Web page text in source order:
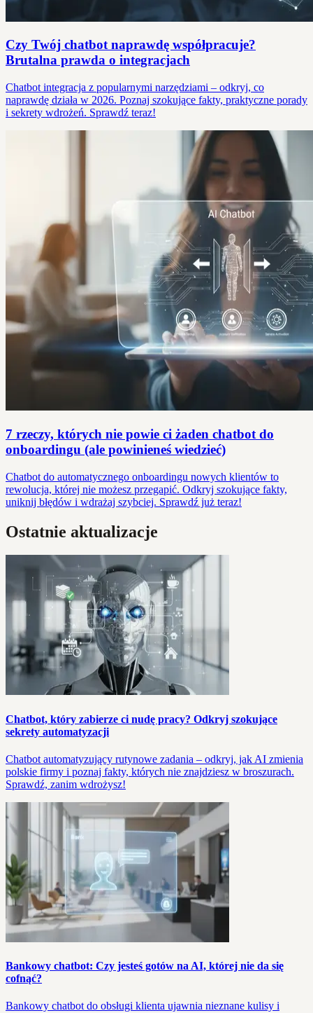
Czy Twój chatbot naprawdę współpracuje?
Brutalna prawda o integracjach
Chatbot integracja z popularnymi narzędziami – odkryj, co
naprawdę działa w 2026. Poznaj szokujące fakty, praktyczne porady
i sekrety wdrożeń. Sprawdź teraz!
7 rzeczy, których nie powie ci żaden chatbot do
onboardingu (ale powinieneś wiedzieć)
Chatbot do automatycznego onboardingu nowych klientów to
rewolucja, której nie możesz przegapić. Odkryj szokujące fakty,
uniknij błędów i wdrażaj szybciej. Sprawdź już teraz!
Ostatnie aktualizacje
Chatbot, który zabierze ci nudę pracy? Odkryj szokujące
sekrety automatyzacji
Chatbot automatyzujący rutynowe zadania – odkryj, jak AI zmienia
polskie firmy i poznaj fakty, których nie znajdziesz w broszurach.
Sprawdź, zanim wdrożysz!
Bankowy chatbot: Czy jesteś gotów na AI, której nie da się
cofnąć?
Bankowy chatbot do obsługi klienta ujawnia nieznane kulisy i